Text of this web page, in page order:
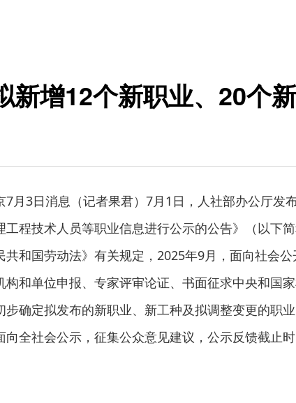
新增12个新职业、20个
7月3日消息（记者果君）7月1日，人社部办公厅发
程技术人员等职业信息进行公示的公告》（以下简
共和国劳动法》有关规定，2025年9月，面向社会
构和单位申报、专家评审论证、书面征求中央和国
步确定拟发布的新职业、新工种及拟调整变更的职
向全社会公示，征集公众意见建议，公示反馈截止